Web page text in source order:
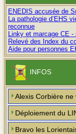
ENEDIS accusée de
La pathologie d’EHS
reconnue
Linky et marcage CE -
Relevé des Index du
Aide pour personnes
INFOS
Alexis Corbière ne
Déploiement du
Bravo les